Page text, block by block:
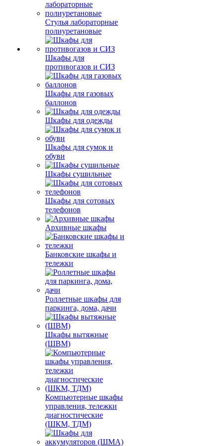
Стулья лабораторные
полиуретановые
Шкафы для
противогазов и СИЗ
Шкафы для газовых
баллонов
Шкафы для одежды
Шкафы для сумок и
обуви
Шкафы сушильные
Шкафы для сотовых
телефонов
Архивные шкафы
Банковские шкафы и
тележки
Роллетные шкафы для
паркинга, дома, дачи
Шкафы вытяжные
(ШВМ)
Компьютерные шкафы
управления, тележки
диагностические
(ШКМ, ТДМ)